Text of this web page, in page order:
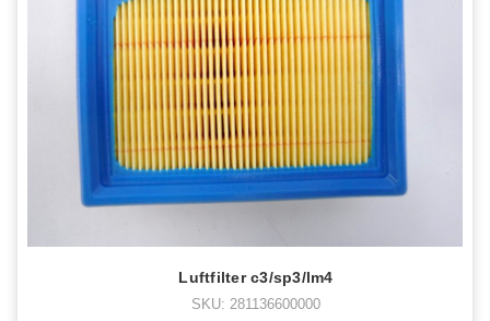
Luftfilter c3/sp3/lm4
SKU: 281136600000